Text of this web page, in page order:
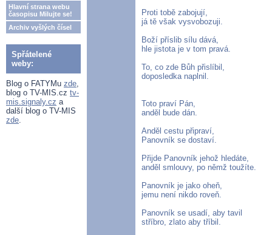
Hlavní strana webu
časopisu Milujte se!
Archiv vyšlých čísel
Spřátelené
weby:
Blog o FATYMu zde,
blog o TV-MIS.cz tv-
mis.signaly.cz a
další blog o TV-MIS
zde.
Proti tobě zabojují,
já tě však vysvobozuji.
Boží příslib sílu dává,
hle jistota je v tom pravá.
To, co zde Bůh přislíbil,
doposledka naplnil.
Toto praví Pán,
anděl bude dán.
Anděl cestu připraví,
Panovník se dostaví.
Přijde Panovník jehož hledáte,
anděl smlouvy, po němž toužíte.
Panovník je jako oheň,
jemu není nikdo roveň.
Panovník se usadí, aby tavil
stříbro, zlato aby tříbil.